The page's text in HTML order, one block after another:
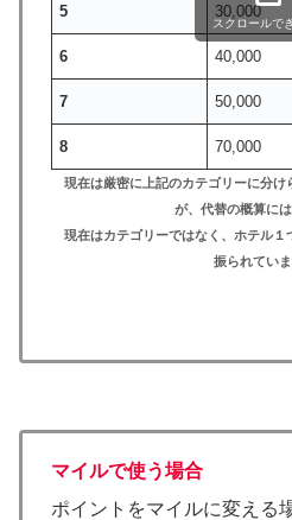
5 30,000
6 40,000
7 50,000
8 70,000
スクロールで
現在は厳密に上記のカテゴリーに分け
が、代替の概算には
現在はカテゴリーではなく、ホテル１
振られていま
マイルで使う場合
ポイントをマイルに変える